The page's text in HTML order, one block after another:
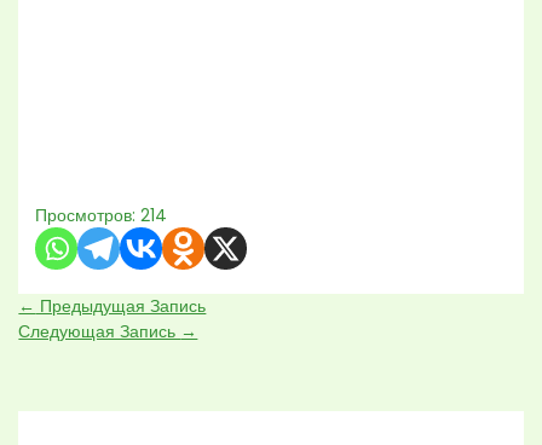
Просмотров: 214
← Предыдущая Запись
Следующая Запись →